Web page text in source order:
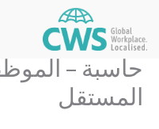
إلى
المحتوىحاسبة –
المستقل